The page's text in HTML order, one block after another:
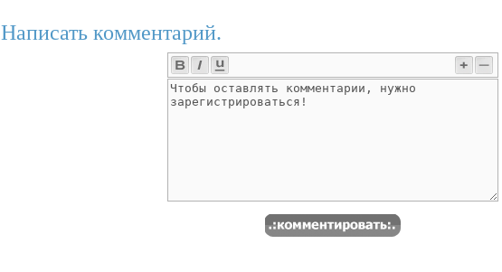
Написать комментарий.